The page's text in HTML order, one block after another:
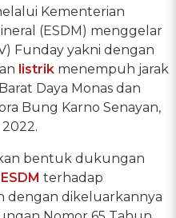
Kementerian
(ESDM) menggelar
Funday yakni dengan
listrik menempuh jarak
Daya Monas dan
Bung Karno Senayan,
bentuk dukungan
terhadap
dengan dikeluarkannya